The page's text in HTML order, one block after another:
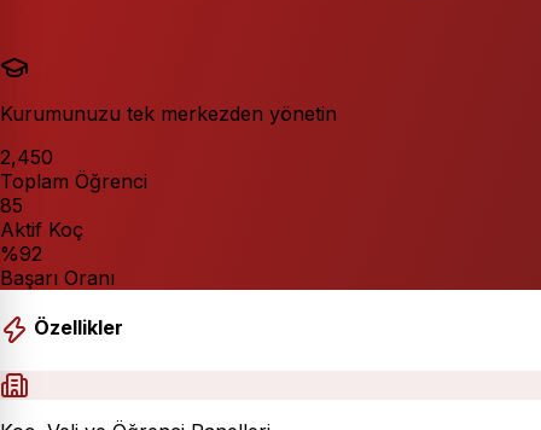
Kurumunuzu tek merkezden yönetin
2,450
Toplam Öğrenci
85
Aktif Koç
%92
Başarı Oranı
Özellikler